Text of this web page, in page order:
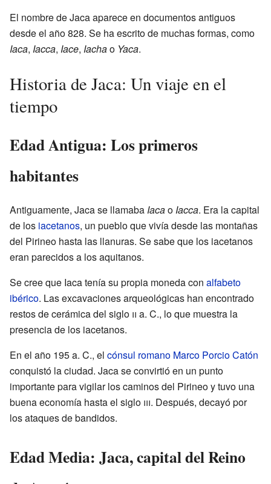
El nombre de Jaca aparece en documentos antiguos
desde el año 828. Se ha escrito de muchas formas, como
Iaca, Iacca, Iace, Iachao Yaca.
Historia de Jaca: Un viaje en el
tiempo
Edad Antigua: Los primeros
habitantes
Antiguamente, Jaca se llamaba Iacao Iacca. Era la capital
de los iacetanos, un pueblo que vivía desde las montañas
del Pirineo hasta las llanuras. Se sabe que los iacetanos
eran parecidos a los aquitanos.
Se cree que Iaca tenía su propia moneda con alfabeto
ibérico. Las excavaciones arqueológicas han encontrado
restos de cerámica del siglo ii a. C., lo que muestra la
presencia de los iacetanos.
En el año 195 a. C., el cónsul romano Marco Porcio Catón
conquistó la ciudad. Jaca se convirtió en un punto
importante para vigilar los caminos del Pirineo y tuvo una
buena economía hasta el siglo iii. Después, decayó por
los ataques de bandidos.
Edad Media: Jaca, capital del Reino